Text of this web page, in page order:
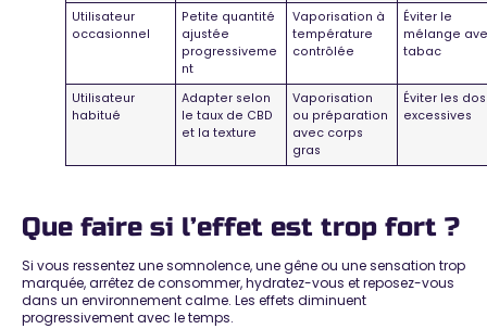
Utilisateur
occasionnel
Petite quantité
ajustée
progressiveme
nt
Vaporisation à
température
contrôlée
Éviter le
mélange
tabac
Utilisateur
habitué
Adapter selon
le taux de CBD
et la texture
Vaporisation
ou préparation
avec corps
gras
Éviter les
excessives
Que faire si l’effet est trop fort ?
Si vous ressentez une somnolence, une gêne ou une sensation trop
marquée, arrêtez de consommer, hydratez-vous et reposez-vous
dans un environnement calme. Les effets diminuent
progressivement avec le temps.